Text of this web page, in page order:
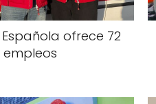
ofrece 72
empleos